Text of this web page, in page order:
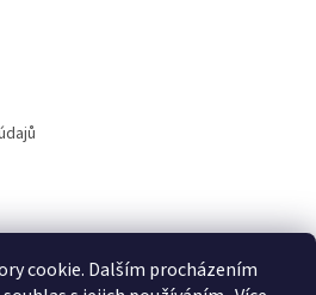
cookie. Dalším procházením